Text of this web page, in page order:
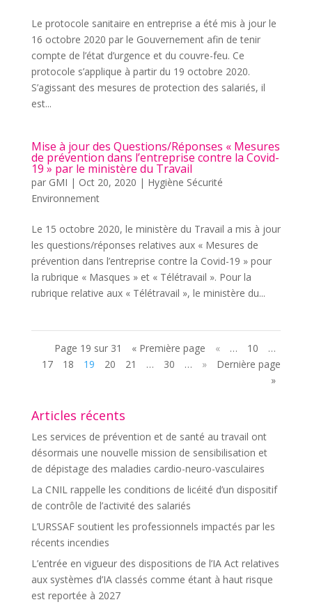
Le protocole sanitaire en entreprise a été mis à jour le
16 octobre 2020 par le Gouvernement afin de tenir
compte de l’état d’urgence et du couvre-feu. Ce
protocole s’applique à partir du 19 octobre 2020.
S’agissant des mesures de protection des salariés, il
est...
Mise à jour des Questions/Réponses « Mesures
de prévention dans l’entreprise contre la Covid-
19 » par le ministère du Travail
par GMI | Oct 20, 2020 | Hygiène Sécurité
Environnement
Le 15 octobre 2020, le ministère du Travail a mis à jour
les questions/réponses relatives aux « Mesures de
prévention dans l’entreprise contre la Covid-19 » pour
la rubrique « Masques » et « Télétravail ». Pour la
rubrique relative aux « Télétravail », le ministère du...
Page 19 sur 31 « Première page « … 10
…
17
18 19 20 21 … 30 … »
Dernière page
»
Articles récents
Les services de prévention et de santé au travail ont
désormais une nouvelle mission de sensibilisation et
de dépistage des maladies cardio-neuro-vasculaires
La CNIL rappelle les conditions de licéité d’un dispositif
de contrôle de l’activité des salariés
L’URSSAF soutient les professionnels impactés par les
récents incendies
L’entrée en vigueur des dispositions de l’IA Act relatives
aux systèmes d’IA classés comme étant à haut risque
est reportée à 2027